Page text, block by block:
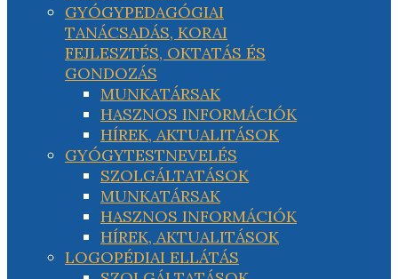
GYÓGYPEDAGÓGIAI
TANÁCSADÁS, KORAI
FEJLESZTÉS, OKTATÁS ÉS
GONDOZÁS
MUNKATÁRSAK
HASZNOS INFORMÁCIÓK
HÍREK, AKTUALITÁSOK
GYÓGYTESTNEVELÉS
SZOLGÁLTATÁSOK
MUNKATÁRSAK
HASZNOS INFORMÁCIÓK
HÍREK, AKTUALITÁSOK
LOGOPÉDIAI ELLÁTÁS